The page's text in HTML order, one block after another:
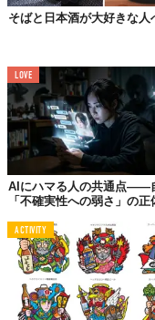
そばと日本酒が大好きな人
LOVE
AIにハマる人の共通点——
「不確実性への弱さ」の正
ACTIVITY